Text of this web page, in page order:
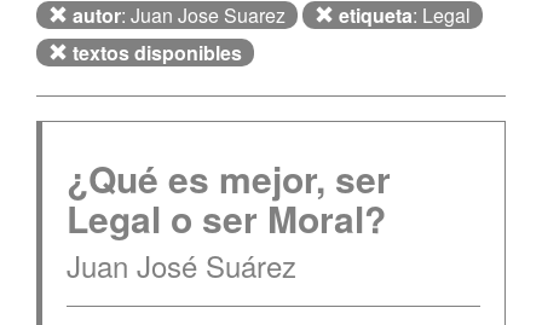
autor: Juan Jose Suarez etiqueta: Legal
textos disponibles
¿Qué es mejor, ser
Legal o ser Moral?
Juan José Suárez